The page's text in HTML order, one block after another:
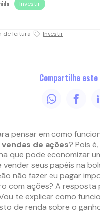
Investir
de leitura Investir
Compartilhe este
pensar em como
vendas de ações? Pois
que pode economizar
vender seus papéis na
não fazer eu pagar
com ações? A resposta
te explicar como
de renda sobre o